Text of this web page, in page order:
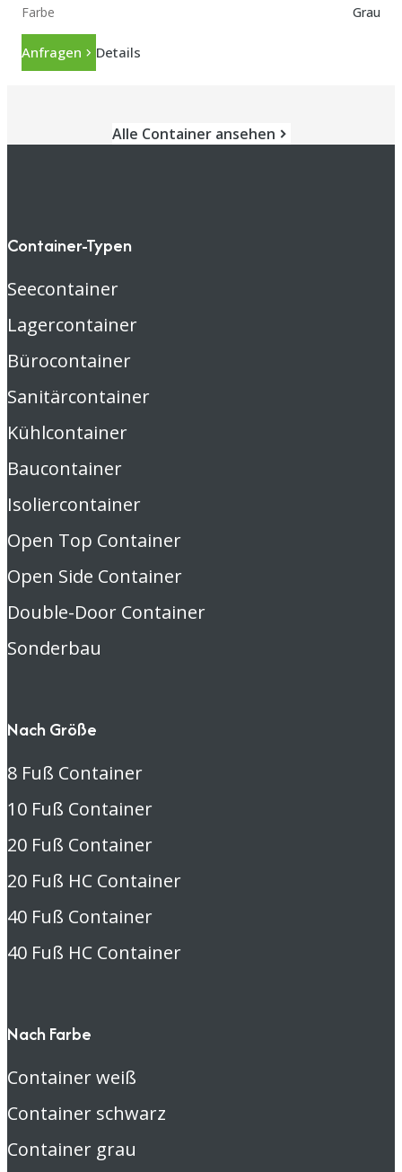
Farbe
Grau
Anfragen Details
Alle Container ansehen
Container-Typen
Seecontainer
Lagercontainer
Bürocontainer
Sanitärcontainer
Kühlcontainer
Baucontainer
Isoliercontainer
Open Top Container
Open Side Container
Double-Door Container
Sonderbau
Nach Größe
8 Fuß Container
10 Fuß Container
20 Fuß Container
20 Fuß HC Container
40 Fuß Container
40 Fuß HC Container
Nach Farbe
Container weiß
Container schwarz
Container grau